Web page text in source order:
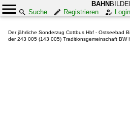
BAHN
Suche
Registrieren Login
Der jährliche Sonderzug Cottbus Hbf - Ostseebad
der 243 005 (143 005) Traditionsgemeinschaft BW